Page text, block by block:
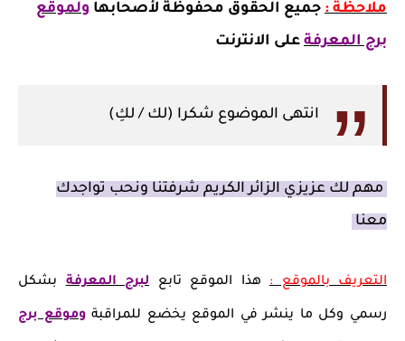
ملاحظة : جميع الحقوق محفوظة لأصحابها ولموقع
برج المعرفة على الانترنت
انتهى الموضوع شكرا (لك / لكِ)
مهم لك عزيزي الزائر الكريم شرفتنا ونحب تواجدك
معنا
التعريف بالموقع : هذا الموقع تابع لبرج المعرفةبشكل
رسمي وكل ما ينشر في الموقع يخضع للمراقبة وموقع برج